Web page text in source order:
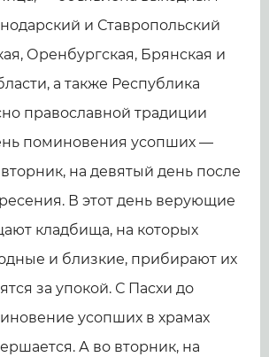
и Ставропольский
Оренбургская, Брянская и
а также Республика
православной традиции
поминовения усопших —
на девятый день после
В этот день верующие
кладбища, на которых
и близкие, прибирают их
за упокой. С Пасхи до
усопших в храмах
А во вторник, на